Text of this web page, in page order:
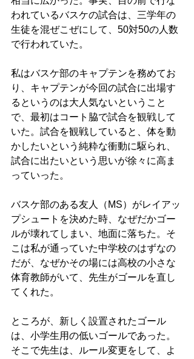
われているバスケの試合は、三学年の
生徒を混ぜこぜにして、50対50の人数
で行われていた。
私はバスケ部のキャプテンを務めてお
り、キャプテンが今回の試合に出場す
るというのは大人気ないということ
で、最初はコート脇で試合を観戦して
いた。試合を観戦していると、体を動
かしたいという純粋な衝動に駆られ、
試合に出たいという思いが徐々に高ま
っていった。
バスケ部のある友人（MS）がレイアッ
プシュートを決めた時、なぜだかゴー
ルが壊れてしまい、地面に落ちた。そ
こは私が通っていた中学校のはずなの
だが、なぜかその場には高校の小さな
体育教師がいて、先生がゴールを直し
てくれた。
ところが、新しく設置されたゴール
は、小学生用の低いゴールであった。
そこで先生は、ルール変更をして、よ